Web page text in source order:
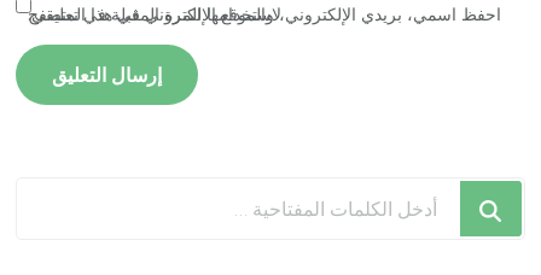
احفظ اسمي، بريدي الإلكتروني، والموقع الإلكتروني في هذا المتصفح لاستخدامها المرة المقبلة في تعليقي.
تبحث